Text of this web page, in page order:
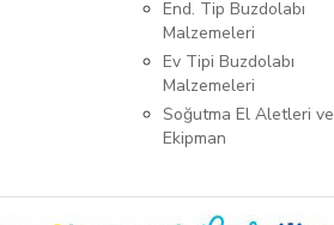
End. Tip Buzdolabı
Malzemeleri
Ev Tipi Buzdolabı
Malzemeleri
Soğutma El Aletleri ve
Ekipman